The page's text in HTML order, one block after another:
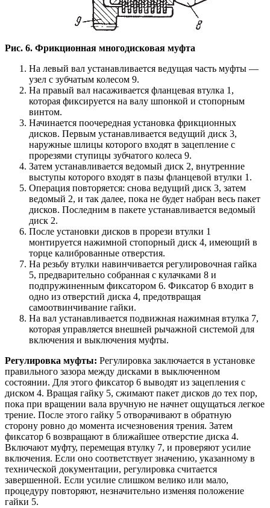
Рис. 6. Фрикционная многодисковая муфта
На левый вал устанавливается ведущая часть муфты —
узел с зубчатым колесом 9.
На правый вал насаживается фланцевая втулка 1,
которая фиксируется на валу шпонкой и стопорным
винтом.
Начинается поочередная установка фрикционных
дисков. Первым устанавливается ведущий диск 3,
наружные шлицы которого входят в зацепление с
прорезями ступицы зубчатого колеса 9.
Затем устанавливается ведомый диск 2, внутренние
выступы которого входят в пазы фланцевой втулки 1.
Операция повторяется: снова ведущий диск 3, затем
ведомый 2, и так далее, пока не будет набран весь пакет
дисков. Последним в пакете устанавливается ведомый
диск 2.
После установки дисков в прорези втулки 1
монтируется нажимной стопорный диск 4, имеющий в
торце калиброванные отверстия.
На резьбу втулки навинчивается регулировочная гайка
5, предварительно собранная с кулачками 8 и
подпружиненным фиксатором 6. Фиксатор 6 входит в
одно из отверстий диска 4, предотвращая
самоотвинчивание гайки.
На вал устанавливается подвижная нажимная втулка 7,
которая управляется внешней рычажной системой для
включения и выключения муфты.
Регулировка муфты: Регулировка заключается в установке
правильного зазора между дисками в выключенном
состоянии. Для этого фиксатор 6 выводят из зацепления с
диском 4. Вращая гайку 5, сжимают пакет дисков до тех пор,
пока при вращении вала вручную не начнет ощущаться легкое
трение. После этого гайку 5 отворачивают в обратную
сторону ровно до момента исчезновения трения. Затем
фиксатор 6 возвращают в ближайшее отверстие диска 4.
Включают муфту, перемещая втулку 7, и проверяют усилие
включения. Если оно соответствует значению, указанному в
технической документации, регулировка считается
завершенной. Если усилие слишком велико или мало,
процедуру повторяют, незначительно изменяя положение
гайки 5.